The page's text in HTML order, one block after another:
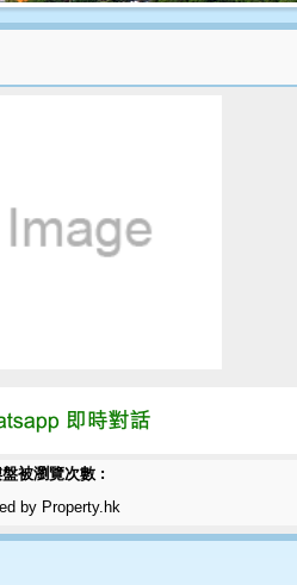
被瀏覽次數 :
by Property.hk